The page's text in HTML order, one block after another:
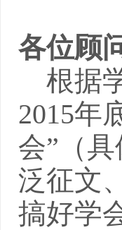
各位顾
根据
2015年
会”（
泛征文
搞好学